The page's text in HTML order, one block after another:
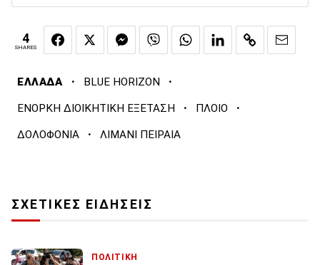
4
SHARES
ΕΛΛΑΔΑ · BLUE HORIZON ·
ΕΝΟΡΚΗ ΔΙΟΙΚΗΤΙΚΗ ΕΞΕΤΑΣΗ · ΠΛΟΙΟ ·
ΔΟΛΟΦΟΝΙΑ · ΛΙΜΑΝΙ ΠΕΙΡΑΙΑ
ΣΧΕΤΙΚΕΣ ΕΙΔΗΣΕΙΣ
ΠΟΛΙΤΙΚΗ